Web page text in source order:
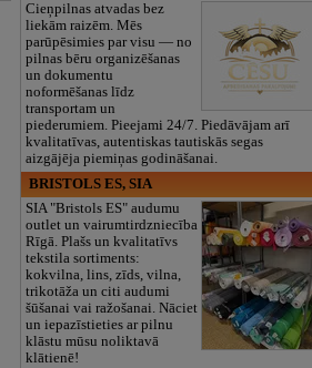
Cieņpilnas atvadas bez
liekām raizēm. Mēs
parūpēsimies par visu — no
pilnas bēru organizēšanas
un dokumentu
noformēšanas līdz
transportam un
piederumiem. Pieejami 24/7. Piedāvājam arī
kvalitatīvas, autentiskas tautiskās segas
aizgājēja piemiņas godināšanai.
BRISTOLS ES, SIA
SIA "Bristols ES" audumu
outlet un vairumtirdzniecība
Rīgā. Plašs un kvalitatīvs
tekstila sortiments:
kokvilna, lins, zīds, vilna,
trikotāža un citi audumi
šūšanai vai ražošanai. Nāciet
un iepazīstieties ar pilnu
klāstu mūsu noliktavā
klātienē!